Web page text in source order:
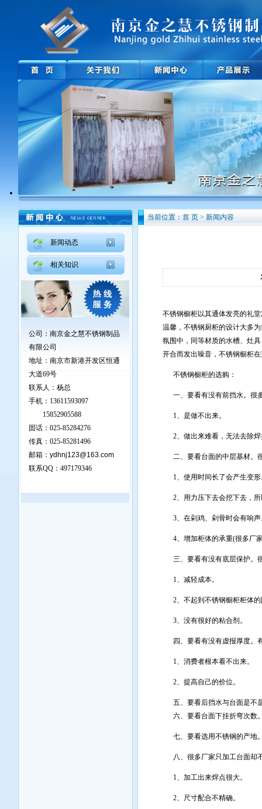
新闻动态
相关知识
公司：南京金之慧不锈钢制品
有限公司
地址： 南京市新港开发区恒通
大道69号
联系人：杨总
手机：13611593097
15852905588
固话：025-85284276
传真：025-85281496
邮箱： ydhnj123@163.com
联系QQ： 497179346
当前位置：首 页 > 新闻内容
不锈钢橱柜以其通体发亮的礼
温馨，不锈钢厨柜的设计大多
氛围中，同等材质的水槽、灶
开合而发出噪音，不锈钢橱柜
不锈钢橱柜的选购：
一、要看有没有前挡水。很
1、是做不出来。
2、做出来难看，无法去除焊
二、要看台面的中层基材。
1、使用时间长了会产生变形
2、用力压下去会挖下去，所
3、在剁鸡、剁骨时会有响声
4、增加柜体的承重(很多厂
三、要看有没有底层保护。
1、减轻成本。
2、不起到不锈钢橱柜柜体的
3、没有很好的粘合剂。
四、要看有没有虚报厚度。
1、消费者根本看不出来。
2、提高自己的价位。
五、要看后挡水与台面是不
六、要看台面下挂折弯次数
七、要看选用不锈钢的产地
八、很多厂家只加工台面却
1、加工出来焊点很大。
2、尺寸配合不精确。